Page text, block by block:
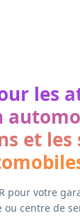
les
et les
pour votre
centre de